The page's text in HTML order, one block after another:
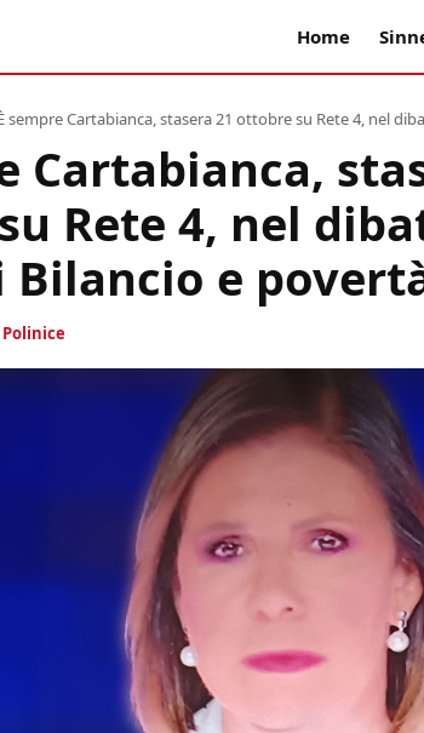
Home
sempre Cartabianca, stasera 21 ottobre su Rete 4, nel
Cartabianca,
Rete 4, nel
Bilancio e
Polinice